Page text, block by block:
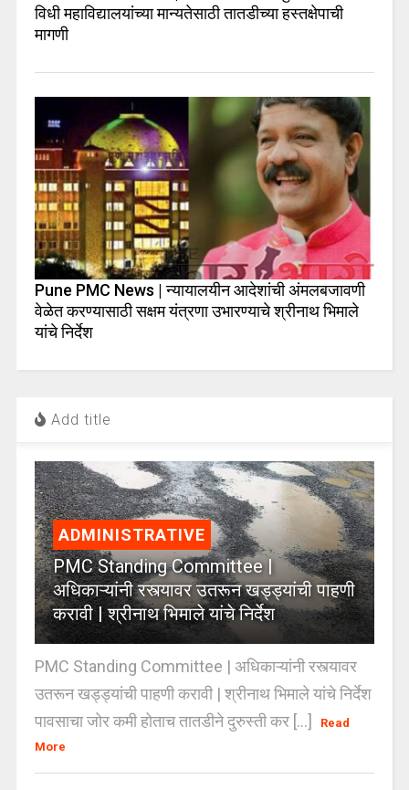
विधी महाविद्यालयांच्या मान्यतेसाठी तातडीच्या हस्तक्षेपाची
मागणी
Pune PMC News | न्यायालयीन आदेशांची अंमलबजावणी
वेळेत करण्यासाठी सक्षम यंत्रणा उभारण्याचे श्रीनाथ भिमाले
यांचे निर्देश
Add title
ADMINISTRATIVE
PMC Standing Committee |
अधिकाऱ्यांनी रस्त्यावर उतरून खड्ड्यांची पाहणी
करावी | श्रीनाथ भिमाले यांचे निर्देश
PMC Standing Committee | अधिकाऱ्यांनी रस्त्यावर
उतरून खड्ड्यांची पाहणी करावी | श्रीनाथ भिमाले यांचे निर्देश
पावसाचा जोर कमी होताच तातडीने दुरुस्ती कर [...]
Read
More